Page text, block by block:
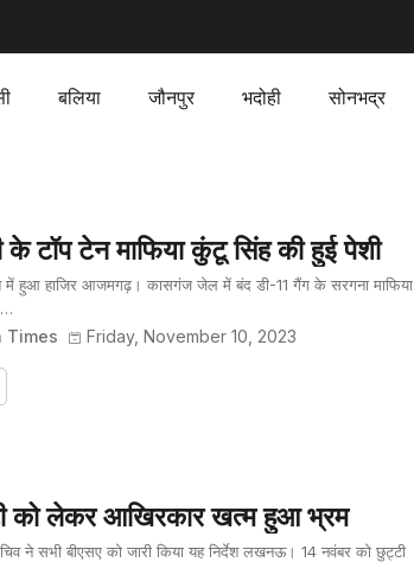
बलिया जौनपुर भदोही सोनभद्र
टॉप टेन माफिया कुंटू सिंह की हुई पेशी
में हुआ हाजिर आजमगढ़। कासगंज जेल में बंद डी-11 गैंग के सरगना माफिया
…
Times Friday, November 10, 2023
को लेकर आखिरकार खत्म हुआ भ्रम
ने सभी बीएसए को जारी किया यह निर्देश लखनऊ। 14 नवंबर को छुट्टी